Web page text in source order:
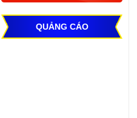
QUẢNG CÁO